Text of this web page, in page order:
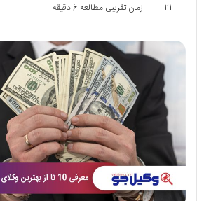
21
زمان تقریبی مطالعه 6 دقیقه